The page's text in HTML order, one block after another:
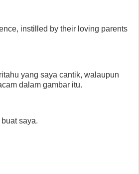
instilled by their loving parents
yang saya cantik, walaupun
dalam gambar itu.
saya.